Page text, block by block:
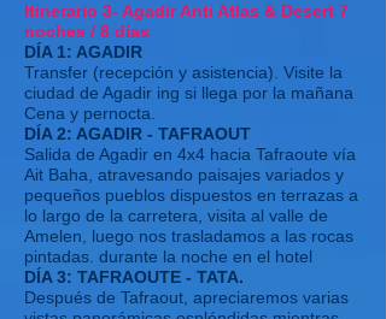
Itinerario 3- Agadir Anti Atlas & Desert 7
noches / 8 días
DÍA 1: AGADIR
Transfer (recepción y asistencia). Visite la
ciudad de Agadir ing si llega por la mañana
Cena y pernocta.
DÍA 2: AGADIR - TAFRAOUT
Salida de Agadir en 4x4 hacia Tafraoute vía
Ait Baha, atravesando paisajes variados y
pequeños pueblos dispuestos en terrazas a
lo largo de la carretera, visita al valle de
Amelen, luego nos trasladamos a las rocas
pintadas. durante la noche en el hotel
DÍA 3: TAFRAOUTE - TATA.
Después de Tafraout, apreciaremos varias